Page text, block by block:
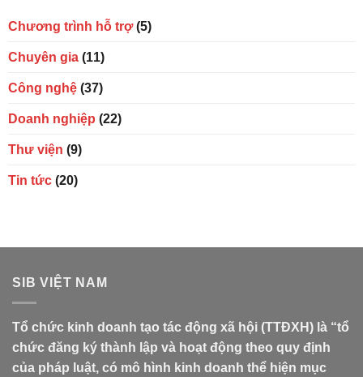
Chương trình hỗ trợ(5)
Chuyên gia (11)
Công nghệ (37)
Doanh nghiệp (22)
Thư viện (9)
Tin tức (20)
SIB VIỆT NAM
Tổ chức kinh doanh tạo tác động xã hội (TTĐXH) là “tổ
chức đăng ký thành lập và hoạt động theo quy định
của pháp luật, có mô hình kinh doanh thể hiện mục